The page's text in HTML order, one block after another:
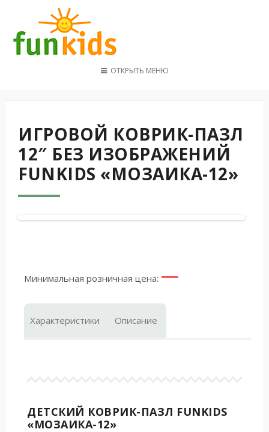
КОНТАКТЫ
ОТКРЫТЬ МЕНЮ
ИГРОВОЙ КОВРИК-ПАЗЛ
12″ БЕЗ ИЗОБРАЖЕНИЙ
FUNKIDS «МОЗАИКА-12»
Минимальная розничная цена: —
Характеристики Описание
ДЕТСКИЙ КОВРИК-ПАЗЛ FUNKIDS
«МОЗАИКА-12»